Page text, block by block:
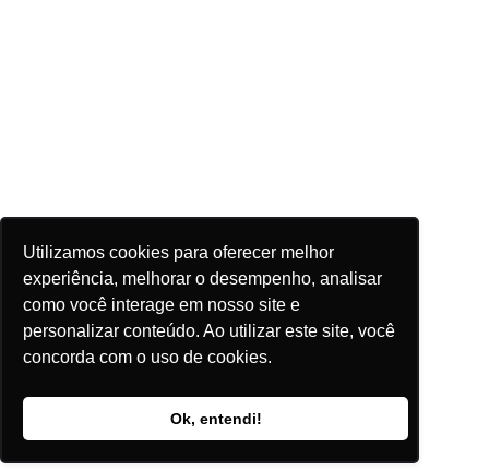
Utilizamos cookies para oferecer melhor
experiência, melhorar o desempenho, analisar
como você interage em nosso site e
personalizar conteúdo. Ao utilizar este site, você
concorda com o uso de cookies.
Ok, entendi!